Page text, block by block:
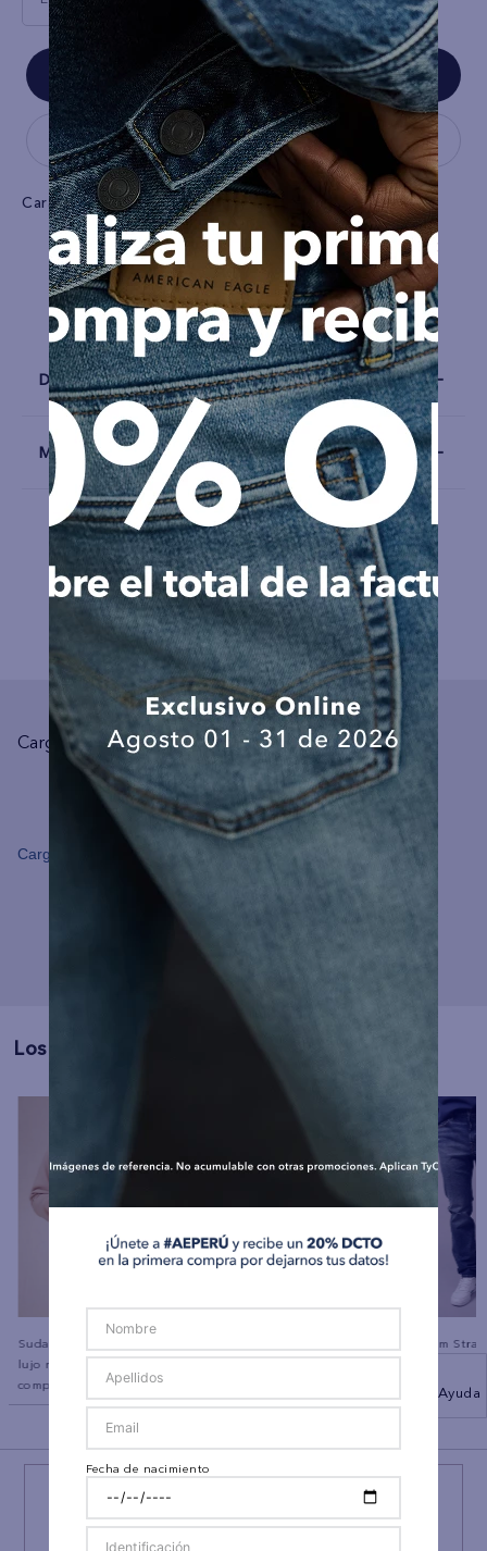
Características
Jersey
Detalles
Materiales y Cuidado
Ayuda
COMPLEMENTA TU LOOK
Cargando el resumen…
Cargando comentarios…
Los Más Vendidos
Sudadera con capucha de
lujo relajado con cremallera
completa
Jean Slim
ÚNETE A#AEPERU
Y RECIBE UN REGALO ESPECIAL
Fecha de nacimiento